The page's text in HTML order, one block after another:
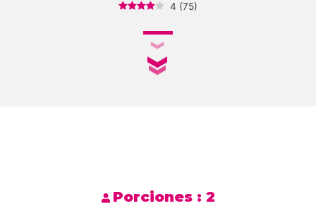
4 (75)
Porciones : 2